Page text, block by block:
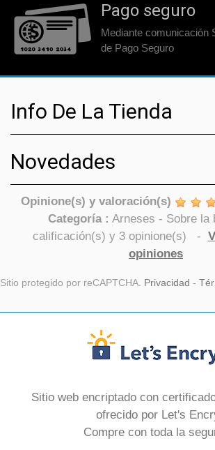
Pago seguro
Mediante comunicación
de Pago Seguro
Info De La Tienda
Novedades
Opinione(s) y valoración(s)
Categoría : Arneses - Sobre la
calificación(s) y 3opinione(s) -
opiniones
Sitio protegido por reCAPTCHA. Privacidad -
Sitio web encriptado con
ofrecido por Let's
Compre con toda la